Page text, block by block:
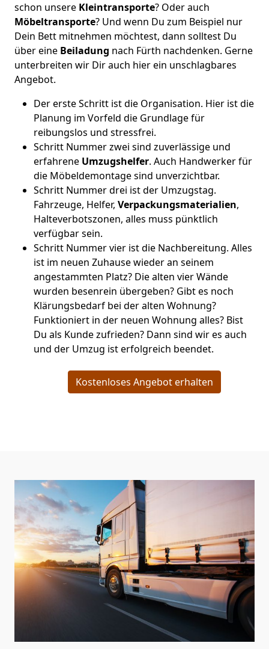
schon unsere Kleintransporte? Oder auch
Möbeltransporte? Und wenn Du zum Beispiel nur
Dein Bett mitnehmen möchtest, dann solltest Du
über eine Beiladung nach Fürth nachdenken. Gerne
unterbreiten wir Dir auch hier ein unschlagbares
Angebot.
Der erste Schritt ist die Organisation. Hier ist die
Planung im Vorfeld die Grundlage für
reibungslos und stressfrei.
Schritt Nummer zwei sind zuverlässige und
erfahrene Umzugshelfer. Auch Handwerker für
die Möbeldemontage sind unverzichtbar.
Schritt Nummer drei ist der Umzugstag.
Fahrzeuge, Helfer, Verpackungsmaterialien,
Halteverbotszonen, alles muss pünktlich
verfügbar sein.
Schritt Nummer vier ist die Nachbereitung. Alles
ist im neuen Zuhause wieder an seinem
angestammten Platz? Die alten vier Wände
wurden besenrein übergeben? Gibt es noch
Klärungsbedarf bei der alten Wohnung?
Funktioniert in der neuen Wohnung alles? Bist
Du als Kunde zufrieden? Dann sind wir es auch
und der Umzug ist erfolgreich beendet.
Kostenloses Angebot erhalten